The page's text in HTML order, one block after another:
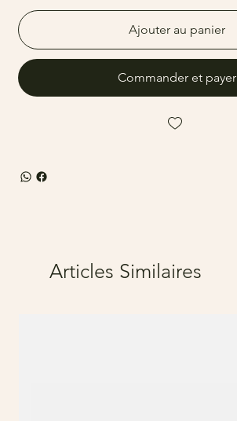
Ajouter au panier
Commander et payer
Articles Similaires